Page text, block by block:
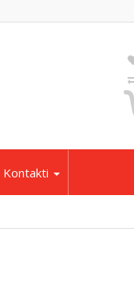
Kontakti